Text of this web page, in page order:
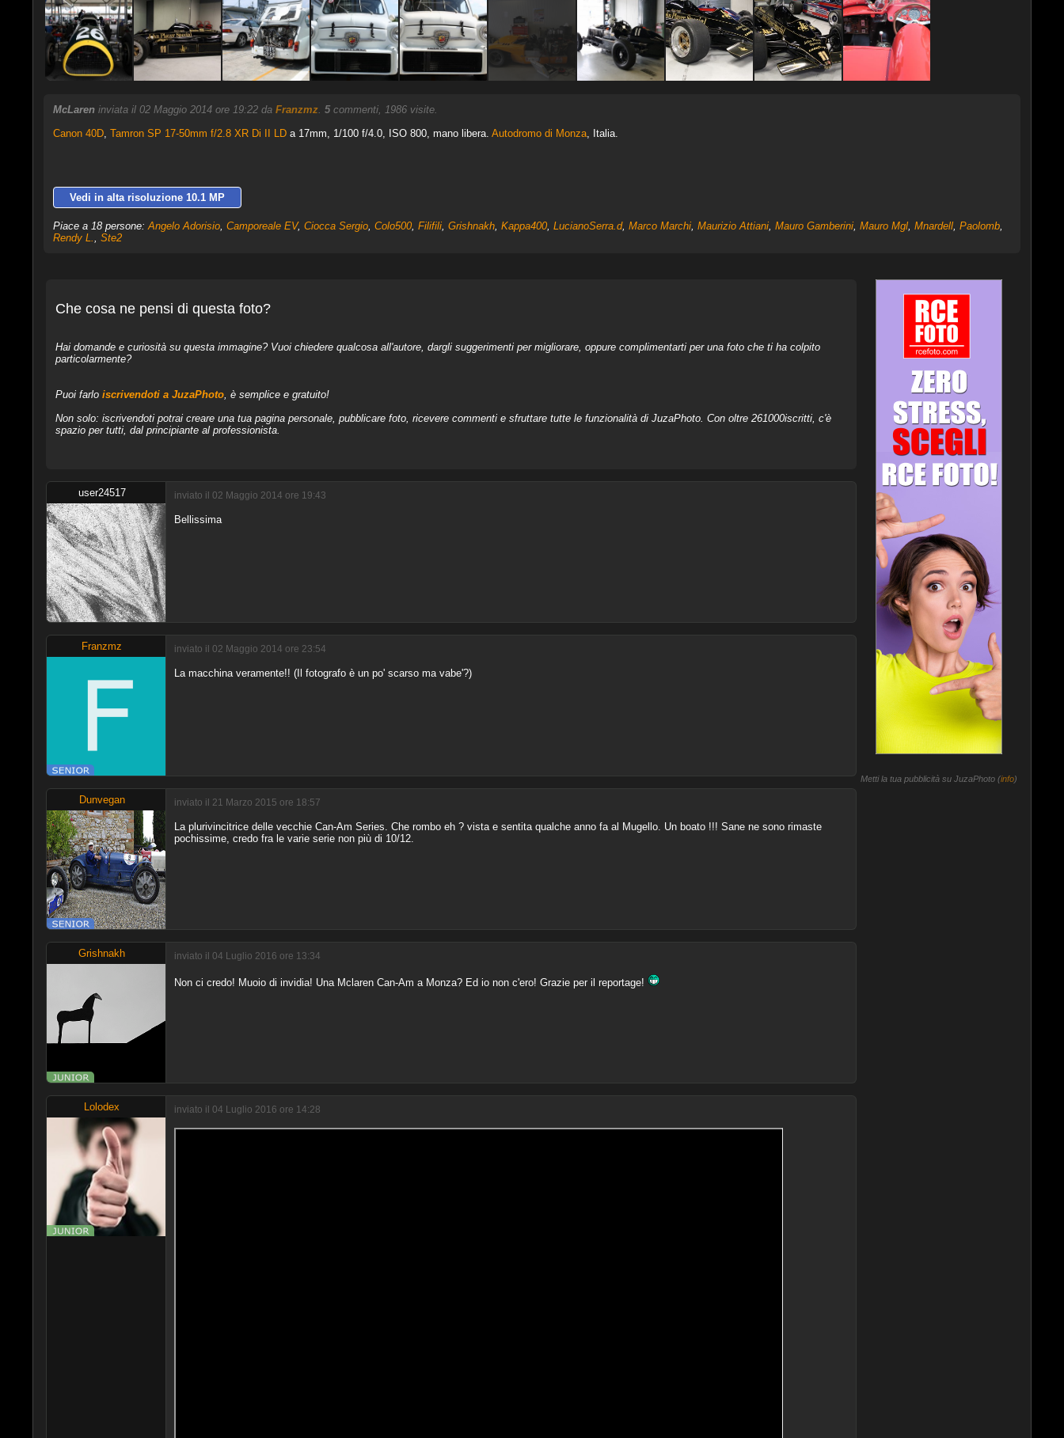
McLaren inviata il 02 Maggio 2014 ore 19:22 da Franzmz. 5commenti, 1986 visite.
Canon 40D, Tamron SP 17-50mm f/2.8 XR Di II LDa 17mm, 1/100 f/4.0, ISO 800, mano libera. Autodromo di Monza, Italia.
Vedi in alta risoluzione 10.1 MP
Piace a 18 persone:Angelo Adorisio, Camporeale EV, Ciocca Sergio, Colo500, Filifili, Grishnakh, Kappa400, LucianoSerra.d, Marco Marchi, Maurizio Attiani, Mauro Gamberini, Mauro Mgl, Mnardell, Paolomb,
Rendy L., Ste2
Che cosa ne pensi di questa foto?
Hai domande e curiosità su questa immagine? Vuoi chiedere qualcosa all'autore, dargli suggerimenti per migliorare, oppure complimentarti per una foto che ti ha colpito
particolarmente?
Puoi farlo iscrivendoti a JuzaPhoto, è semplice e gratuito!
Non solo: iscrivendoti potrai creare una tua pagina personale, pubblicare foto, ricevere commenti e sfruttare tutte le funzionalità di JuzaPhoto. Con oltre 261000iscritti, c'è
spazio per tutti, dal principiante al professionista.
user24517 inviato il 02 Maggio 2014 ore 19:43
Bellissima
Franzmz inviato il 02 Maggio 2014 ore 23:54
La macchina veramente!! (Il fotografo è un po' scarso ma vabe'?)
Dunvegan inviato il 21 Marzo 2015 ore 18:57
La plurivincitrice delle vecchie Can-Am Series. Che rombo eh ? vista e sentita qualche anno fa al Mugello. Un boato !!! Sane ne sono rimaste
pochissime, credo fra le varie serie non più di 10/12.
Grishnakh inviato il 04 Luglio 2016 ore 13:34
Non ci credo! Muoio di invidia! Una Mclaren Can-Am a Monza? Ed io non c'ero! Grazie per il reportage!
Lolodex inviato il 04 Luglio 2016 ore 14:28
Metti la tua pubblicità su JuzaPhoto (info)